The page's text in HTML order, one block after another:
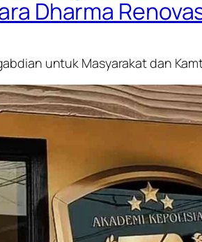
Dharma
untuk Masyarakat dan